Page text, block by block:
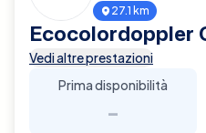
27.1 km
Ecocolordoppler
Vedi altre prestazioni
Prima disponibilità
-